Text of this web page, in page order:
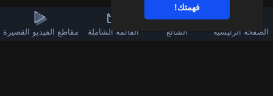
فهمتك!
الصفحة الرئيسية الشائع القائمة الشاملة مقاطع الفيديو القصيرة